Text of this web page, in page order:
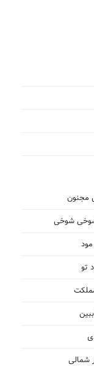
مجنون
شوخی شوخی
تو
شمالی